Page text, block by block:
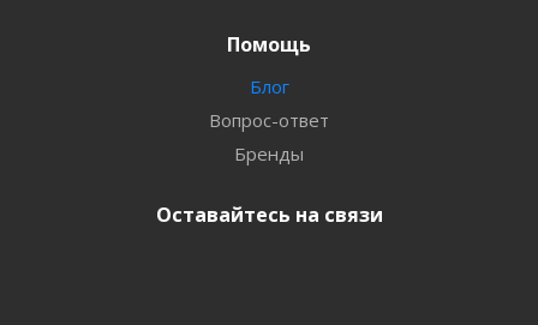
Помощь
Блог
Вопрос-ответ
Бренды
Оставайтесь на связи